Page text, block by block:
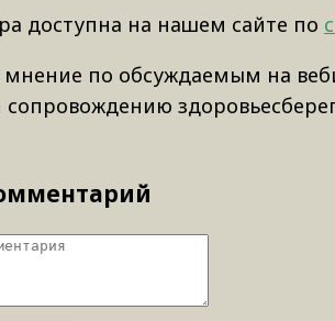
доступна на нашем сайте по
мнение по обсуждаемым на
сопровождению